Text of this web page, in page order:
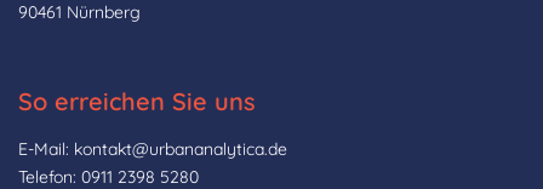
90461 Nürnberg
So erreichen Sie uns
E-Mail: kontakt@urbananalytica.de
Telefon: 0911 2398 5280